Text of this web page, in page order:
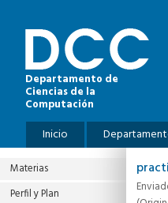
Departamento de
Ciencias de la
Computación
Menú principal
Inicio
Materias
Perfil y Plan